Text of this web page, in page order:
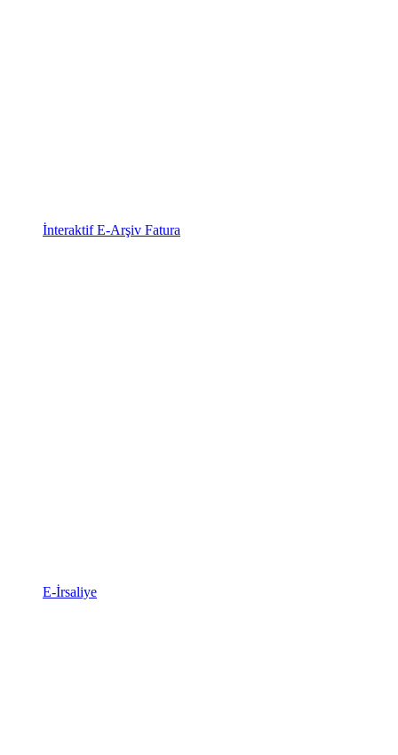
İnteraktif E-Arşiv Fatura
E-İrsaliye